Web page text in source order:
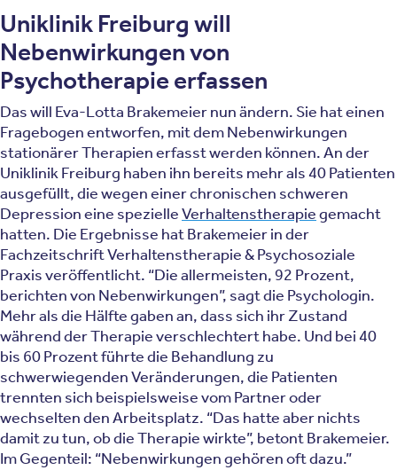
Uniklinik Freiburg will
Nebenwirkungen von
Psychotherapie erfassen
Das will Eva-Lotta Brakemeier nun ändern. Sie hat einen
Fragebogen entworfen, mit dem Nebenwirkungen
stationärer Therapien erfasst werden können. An der
Uniklinik Freiburg haben ihn bereits mehr als 40 Patienten
ausgefüllt, die wegen einer chronischen schweren
Depression eine spezielleVerhaltenstherapiegemacht
hatten. Die Ergebnisse hat Brakemeier in der
Fachzeitschrift Verhaltenstherapie & Psychosoziale
Praxis veröffentlicht. “Die allermeisten, 92 Prozent,
berichten von Nebenwirkungen”, sagt die Psychologin.
Mehr als die Hälfte gaben an, dass sich ihr Zustand
während der Therapie verschlechtert habe. Und bei 40
bis 60 Prozent führte die Behandlung zu
schwerwiegenden Veränderungen, die Patienten
trennten sich beispielsweise vom Partner oder
wechselten den Arbeitsplatz. “Das hatte aber nichts
damit zu tun, ob die Therapie wirkte”, betont Brakemeier.
Im Gegenteil: “Nebenwirkungen gehören oft dazu.”